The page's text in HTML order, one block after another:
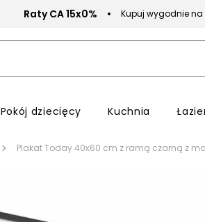
Raty CA 15x0% Kupuj wygodnie na
Pokój dziecięcy Kuchnia
Plakat Today 40x60 cm z ramą czarną z